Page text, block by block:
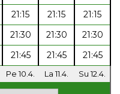
21:15 21:15
21:15
21:30 21:30
21:30
21:45 21:45 21:45
Pe 10.4. La 11.4. Su 12.4.